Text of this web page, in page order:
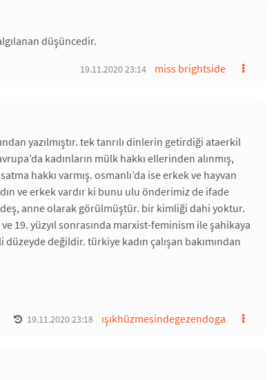
düşüncedir.
miss brightside
19.11.2020 23:14
yazılmıştır. tek tanrılı dinlerin getirdiği ataerkil
kadınların mülk hakkı ellerinden alınmış,
hakkı varmış. osmanlı’da ise erkek ve hayvan
ve erkek vardır ki bunu ulu önderimiz de ifade
anne olarak görülmüştür. bir kimliği dahi yoktur.
19. yüzyıl sonrasında marxist-feminism ile şahikaya
değildir. türkiye kadın çalışan bakımından
ışıkhüzmesindegezendoga
19.11.2020 23:18